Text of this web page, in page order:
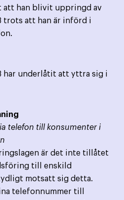
att han blivit uppringd av
trots att han är införd i
har underlåtit att yttra sig i
telefon till konsumenter i
är det inte tillåtet
till enskild
motsatt sig detta.
telefonnummer till